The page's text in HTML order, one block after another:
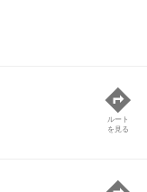
ルート
を見る